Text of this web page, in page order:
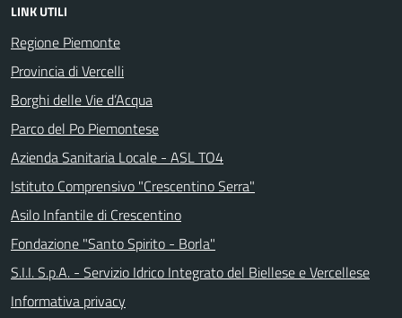
LINK UTILI
Regione Piemonte
Provincia di Vercelli
Borghi delle Vie d’Acqua
Parco del Po Piemontese
Azienda Sanitaria Locale - ASL TO4
Istituto Comprensivo "Crescentino Serra"
Asilo Infantile di Crescentino
Fondazione "Santo Spirito - Borla"
S.I.I. S.p.A. - Servizio Idrico Integrato del Biellese e Vercellese
Informativa privacy